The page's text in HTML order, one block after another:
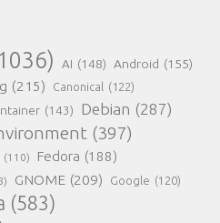
AI (148) Android (155)
(215) Canonical (122)
(143) Debian (287)
(397)
(110) Fedora (188)
GNOME (209) Google (120)
(583)